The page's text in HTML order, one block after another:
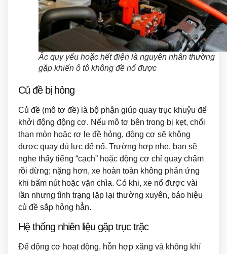
Ắc quy yếu hoặc hết điện là nguyên nhân thường
gặp khiến ô tô không đề nổ được
Củ đề bị hỏng
Củ đề (mô tơ đề) là bộ phận giúp quay trục khuỷu để
khởi động động cơ. Nếu mô tơ bên trong bị kẹt, chổi
than mòn hoặc rơ le đề hỏng, động cơ sẽ không
được quay đủ lực để nổ. Trường hợp nhẹ, bạn sẽ
nghe thấy tiếng “cạch” hoặc động cơ chỉ quay chậm
rồi dừng; nặng hơn, xe hoàn toàn không phản ứng
khi bấm nút hoặc vặn chìa. Có khi, xe nổ được vài
lần nhưng tình trạng lặp lại thường xuyên, báo hiệu
củ đề sắp hỏng hẳn.
Hệ thống nhiên liệu gặp trục trặc
Để động cơ hoạt động, hỗn hợp xăng và không khí